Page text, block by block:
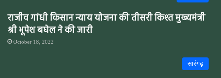
राजीव गांधी किसान न्याय योजना की तीसरी किश्त मुख्यमंत्री
श्री भूपेश बघेल ने की जारी
October 18, 2022
सारंगढ़